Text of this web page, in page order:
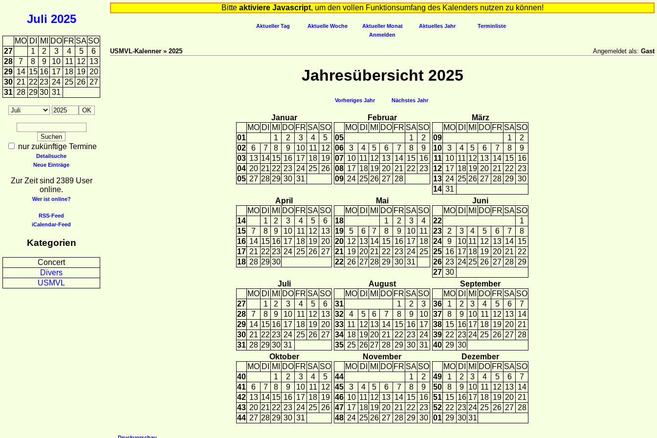
Juli 2025
MO DI MI DO FR SA SO
27
1 2 3 4 5
6
28
7 8 9 10 11 12 13
29 14 15 16 17 18 19 20
30 21 22 23 24 25 26 27
31 28 29 30 31
nur zukünftige Termine
Detailsuche
Neue Einträge
Zur Zeit sind 2389 User
online.
Wer ist online?
RSS-Feed
iCalendar-Feed
Kategorien
Concert
Divers
USMVL
Bitte aktiviere Javascript, um den vollen Funktionsumfang des Kalenders nutzen zu können!
Aktueller Tag Aktuelle Woche Aktueller Monat Aktuelles Jahr
Terminliste
Anmelden
USMVL-Kalenner » 2025 Angemeldet als: Gast
Jahresübersicht 2025
Vorheriges Jahr Nächstes Jahr
Januar
MO DI MI DO FR SA SO
01
1 2 3 4
5
02
6 7 8 9 10 11 12
03 13 14 15 16 17 18 19
04 20 21 22 23 24 25 26
05 27 28 29 30 31
Februar
MO DI MI DO FR SA SO
05
1
2
06
3 4 5 6 7 8
9
07 10 11 12 13 14 15 16
08 17 18 19 20 21 22 23
09 24 25 26 27 28
März
MO DI MI DO FR SA SO
09
1
2
10
3 4 5 6 7 8
9
11 10 11 12 13 14 15 16
12 17 18 19 20 21 22 23
13 24 25 26 27 28 29 30
14 31
April
MO DI MI DO FR SA SO
14
1 2 3 4 5
6
15
7 8 9 10 11 12 13
16 14 15 16 17 18 19 20
17 21 22 23 24 25 26 27
18 28 29 30
Mai
MO DI MI DO FR SA SO
18
1 2 3
4
19
5 6 7 8 9 10 11
20 12 13 14 15 16 17 18
21 19 20 21 22 23 24 25
22 26 27 28 29 30 31
Juni
MO DI MI DO FR SA SO
22
1
23
2 3 4 5 6 7
8
24
9 10 11 12 13 14 15
25 16 17 18 19 20 21 22
26 23 24 25 26 27 28 29
27 30
Juli
MO DI MI DO FR SA SO
27
1 2 3 4 5
6
28
7 8 9 10 11 12 13
29 14 15 16 17 18 19 20
30 21 22 23 24 25 26 27
31 28 29 30 31
August
MO DI MI DO FR SA SO
31
1 2
3
32
4 5 6 7 8 9
10
33 11 12 13 14 15 16 17
34 18 19 20 21 22 23 24
35 25 26 27 28 29 30 31
September
MO DI MI DO FR SA SO
36
1 2 3 4 5 6
7
37
8 9 10 11 12 13 14
38 15 16 17 18 19 20 21
39 22 23 24 25 26 27 28
40 29 30
Oktober
MO DI MI DO FR SA SO
40
1 2 3 4
5
41
6 7 8 9 10 11 12
42 13 14 15 16 17 18 19
43 20 21 22 23 24 25 26
44 27 28 29 30 31
November
MO DI MI DO FR SA SO
44
1
2
45
3 4 5 6 7 8
9
46 10 11 12 13 14 15 16
47 17 18 19 20 21 22 23
48 24 25 26 27 28 29 30
Dezember
MO DI MI DO FR SA SO
49
1 2 3 4 5 6
7
50
8 9 10 11 12 13 14
51 15 16 17 18 19 20 21
52 22 23 24 25 26 27 28
01 29 30 31